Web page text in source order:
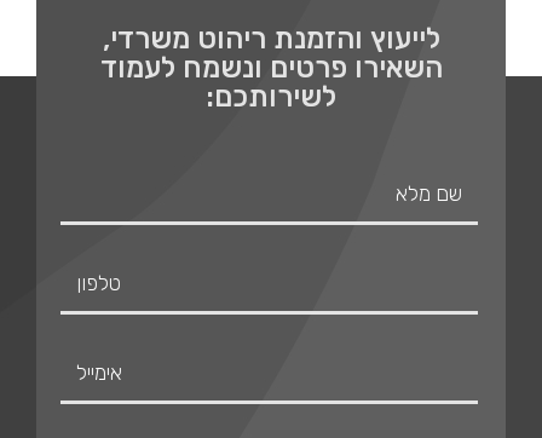
לייעוץ והזמנת ריהוט משרדי,
השאירו פרטים ונשמח לעמוד
לשירותכם: